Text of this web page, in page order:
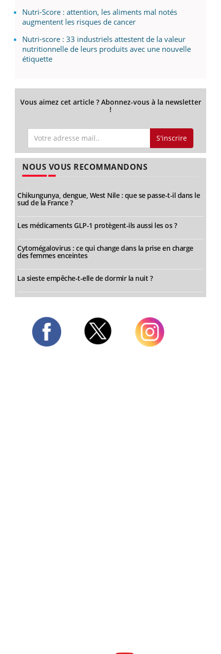
Nutri-Score : attention, les aliments mal notés
augmentent les risques de cancer
Nutri-score : 33 industriels attestent de la valeur
nutritionnelle de leurs produits avec une nouvelle
étiquette
Vous aimez cet article ? Abonnez-vous à la newsletter
!
S'inscrire
NOUS VOUS RECOMMANDONS
Chikungunya, dengue, West Nile : que se passe-t-il dans le
sud de la France ?
Les médicaments GLP-1 protègent-ils aussi les os ?
Cytomégalovirus : ce qui change dans la prise en charge
des femmes enceintes
La sieste empêche-t-elle de dormir la nuit ?